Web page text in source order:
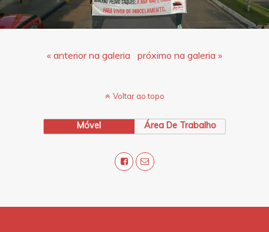
« anterior na galeria próximo na galeria »
Voltar ao topo
Móvel Área De Trabalho